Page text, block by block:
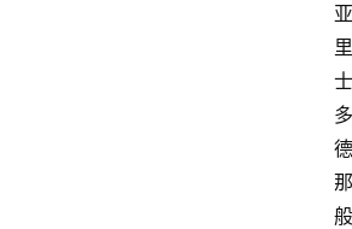
亚
里
士
多
德
那
般